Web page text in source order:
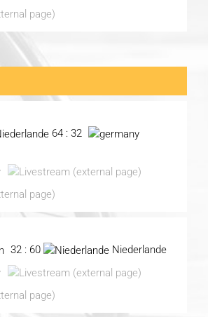
64 : 32
32 : 60 Niederlande